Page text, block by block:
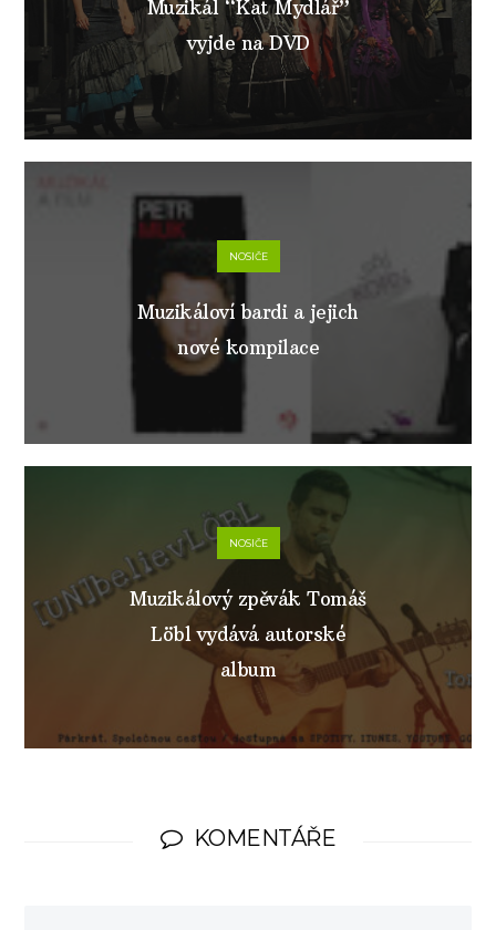
Muzikál “Kat Mydlář”
vyjde na DVD
NOSIČE
Muzikáloví bardi a jejich
nové kompilace
NOSIČE
Muzikálový zpěvák Tomáš
Löbl vydává autorské
album
KOMENTÁŘE